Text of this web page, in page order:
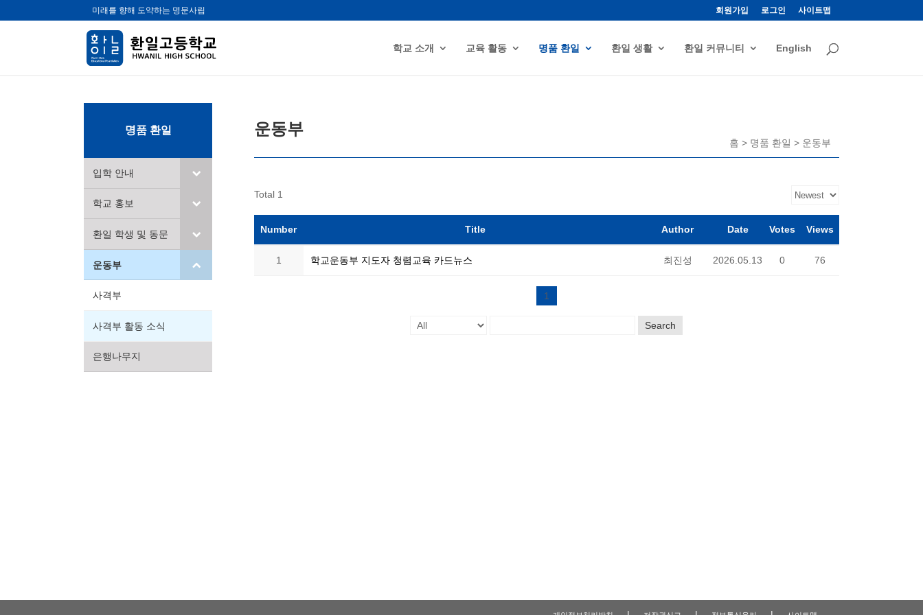
미래를 향해 도약하는 명문사립 회원가입 로그인 사이트맵
학교 소개 교육 활동 명품 환일 환일 생활 환일 커뮤니티 English
명품 환일
입학 안내
학교 홍보
환일 학생 및 동문
운동부
사격부
사격부 활동 소식
은행나무지
운동부
홈 > 명품 환일 > 운동부
Total 1
Number Title Author Date Votes Views
1 학교운동부 지도자 청렴교육 카드뉴스 최진성 2026.05.13 0 76
1
Search